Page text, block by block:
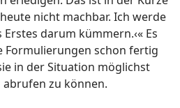
nicht machbar. Ich werde
darum kümmern.‹« Es
Formulierungen schon fertig
in der Situation möglichst
zu können.